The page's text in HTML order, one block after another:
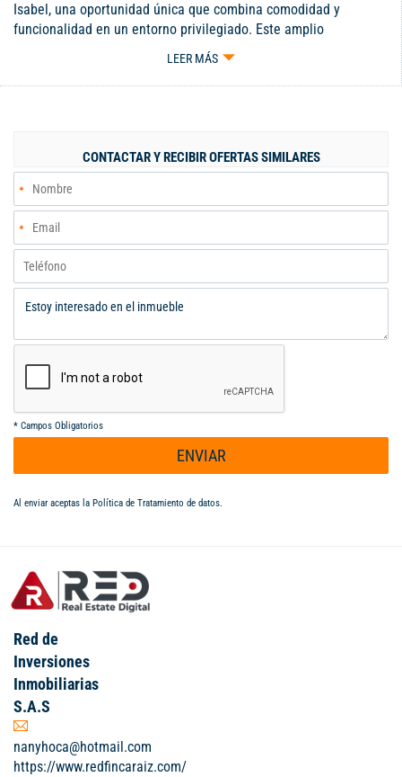
Isabel, una oportunidad única que combina comodidad y
funcionalidad en un entorno privilegiado. Este amplio
apartamento independiente, ubicado en el segundo piso de una
en tres acogedoras alcobas con closet, destacando la
sala de TV, un baño social y una alcoba de servicio con baño,
ideal para adaptarlo a sus necesidades. este apartamento es
ideal para inversionistas, especialmente por su adecuación
actual como consultorios médicos. Su ubicación estratégica
garantiza fácil acceso vehicular y proximidad a importantes
centros de salud como el Hospital Universitario del Valle y la
Clínica Imbanaco, así como a tiendas y estaciones del sistema
de transporte MIO. No pierda la oportunidad.
LEER MÁS
CONTACTAR Y RECIBIR OFERTAS SIMILARES
* Campos Obligatorios
ENVIAR
Al enviar aceptas la Política de Tratamiento de datos.
Red de
Inversiones
Inmobiliarias
S.A.S
nanyhoca@hotmail.com
https://www.redfincaraiz.com/